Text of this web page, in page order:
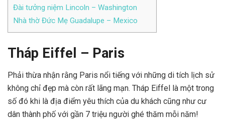
Đài tưởng niệm Lincoln – Washington
Nhà thờ Đức Mẹ Guadalupe – Mexico
Tháp Eiffel – Paris
Phải thừa nhận rằng Paris nổi tiếng với những di tích lịch sử
không chỉ đẹp mà còn rất lãng mạn. Tháp Eiffel là một trong
số đó khi là địa điểm yêu thích của du khách cũng như cư
dân thành phố với gần 7 triệu người ghé thăm mỗi năm!